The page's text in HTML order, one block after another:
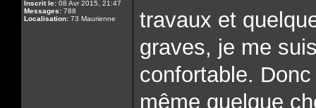
Inscrit le: 08 Avr 2015, 21:47
Messages: 788
Localisation: 73 Maurienne
travaux et
graves, je me
confortable.
même quelque